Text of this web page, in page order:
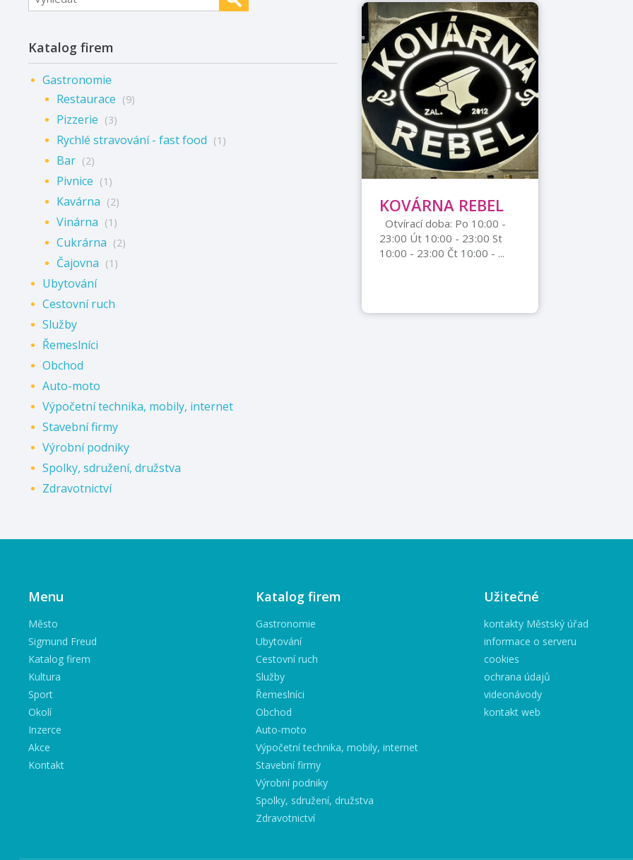
KOVÁRNA REBEL
Otvírací doba: Po 10:00 -
23:00 Út 10:00 - 23:00 St
10:00 - 23:00 Čt 10:00 - ...
Katalog firem
Gastronomie
Restaurace (9)
Pizzerie (3)
Rychlé stravování - fast food (1)
Bar (2)
Pivnice (1)
Kavárna (2)
Vinárna (1)
Cukrárna (2)
Čajovna (1)
Ubytování
Cestovní ruch
Služby
Řemeslníci
Obchod
Auto-moto
Výpočetní technika, mobily, internet
Stavební firmy
Výrobní podniky
Spolky, sdružení, družstva
Zdravotnictví
Menu
Město
Sigmund Freud
Katalog firem
Kultura
Sport
Okolí
Inzerce
Akce
Kontakt
Katalog firem
Gastronomie
Ubytování
Cestovní ruch
Služby
Řemeslníci
Obchod
Auto-moto
Výpočetní technika, mobily, internet
Stavební firmy
Výrobní podniky
Spolky, sdružení, družstva
Zdravotnictví
Užitečné
kontakty Městský úřad
informace o serveru
cookies
ochrana údajů
videonávody
kontakt web